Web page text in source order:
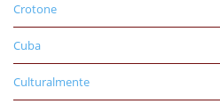
Crotone
Cuba
Culturalmente